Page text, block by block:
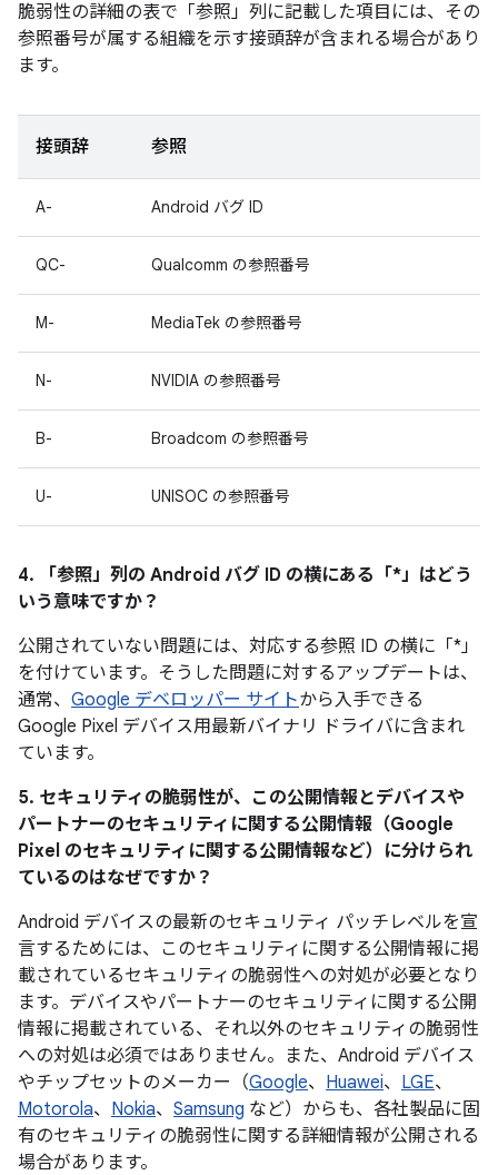
脆弱性の詳細の表で「参照」 列に記載した項目には、その
参照番号が属する組織を示す接頭辞が含まれる場合があり
ます。
接頭辞 参照
A- Android バグ ID
QC- Qualcomm の参照番号
M- MediaTek の参照番号
N- NVIDIA の参照番号
B- Broadcom の参照番号
U- UNISOC の参照番号
4. 「参照」 列の Android バグ ID の横にある「*」はどう
いう意味ですか？
公開されていない問題には、対応する参照 ID の横に「*」
を付けています。そうした問題に対するアップデートは、
通常、 Google デベロッパー サイトから入手できる
Google Pixel デバイス用最新バイナリ ドライバに含まれ
ています。
5. セキュリティの脆弱性が、この公開情報とデバイスや
パートナーのセキュリティに関する公開情報（Google
Pixel のセキュリティに関する公開情報など）に分けられ
ているのはなぜですか？
Android デバイスの最新のセキュリティ パッチレベルを宣
言するためには、このセキュリティに関する公開情報に掲
載されているセキュリティの脆弱性への対処が必要となり
ます。デバイスやパートナーのセキュリティに関する公開
情報に掲載されている、それ以外のセキュリティの脆弱性
への対処は必須ではありません。また、Android デバイス
やチップセットのメーカー（Google、 Huawei、 LGE、
Motorola、 Nokia、 Samsung など）からも、各社製品に固
有のセキュリティの脆弱性に関する詳細情報が公開される
場合があります。